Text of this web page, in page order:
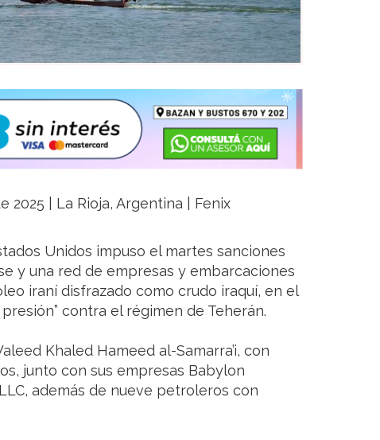
2025 | La Rioja, Argentina | Fenix
Unidos impuso el martes sanciones
y una red de empresas y embarcaciones
iraní disfrazado como crudo iraquí, en el
contra el régimen de Teherán.
Khaled Hameed al-Samarra’i, con
junto con sus empresas Babylon
además de nueve petroleros con